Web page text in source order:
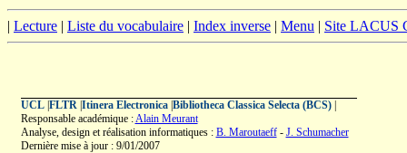
| Lecture | Liste du vocabulaire | Index inverse | Menu | Site LACUS
UCL| FLTR| Itinera Electronica| Bibliotheca Classica Selecta (BCS)|
Responsable académique :Alain Meurant
Analyse, design et réalisation informatiques : B. Maroutaeff- J. Schumacher
Dernière mise à jour : 9/01/2007